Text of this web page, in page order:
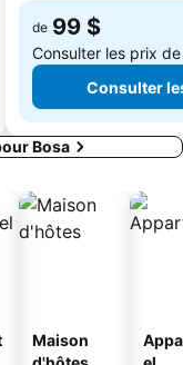
de 99 $
Consulter les prix
Consulter
Bosa
Maison